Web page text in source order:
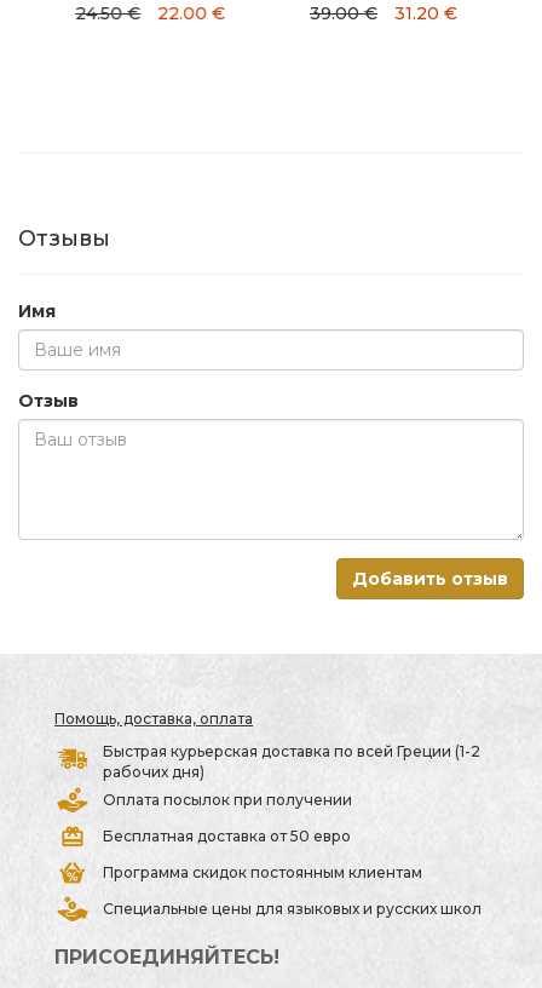
24.50 € 22.00 € 39.00 € 31.20 €
Отзывы
Имя
Отзыв
Добавить отзыв
Помощь, доставка, оплата
Быстрая курьерская доставка по всей Греции (1-2
рабочих дня)
Оплата посылок при получении
Бесплатная доставка от 50 евро
Программа скидок постоянным клиентам
Специальные цены для языковых и русских школ
ПРИСОЕДИНЯЙТЕСЬ!